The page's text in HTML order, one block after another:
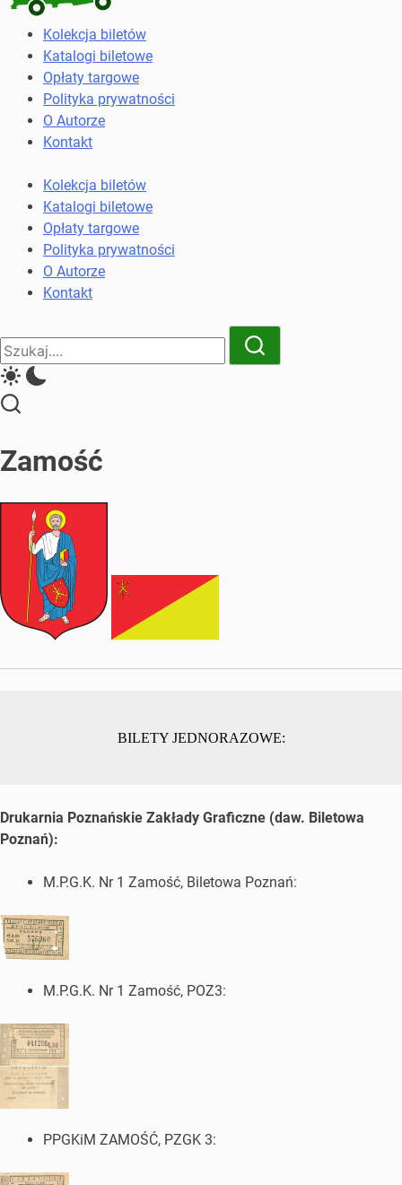
Kolekcja
biletów
komunikacji
miejskiej
kolejowych
Kolekcja biletów
Katalogi biletowe
Opłaty targowe
Polityka prywatności
O Autorze
Kontakt
Kolekcja biletów
Katalogi biletowe
Opłaty targowe
Polityka prywatności
O Autorze
Kontakt
Close
Search
Search
Zamość
BILETY JEDNORAZOWE:
Drukarnia Poznańskie Zakłady Graficzne (daw. Biletowa
Poznań):
M.P.G.K. Nr 1 Zamość, Biletowa Poznań:
M.P.G.K. Nr 1 Zamość, POZ3:
PPGKiM ZAMOŚĆ, PZGK 3: